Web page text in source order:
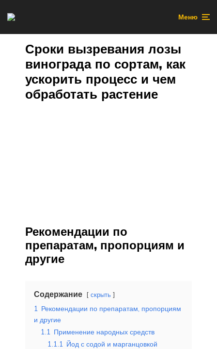
Меню
Сроки вызревания лозы
винограда по сортам, как
ускорить процесс и чем
обработать растение
Рекомендации по
препаратам, пропорциям и
другие
Содержание скрыть
1 Рекомендации по препаратам, пропорциям
и другие
1.1 Применение народных средств
1.1.1 Йод с содой и марганцовкой